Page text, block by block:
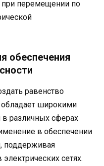
при перемещении по
обеспечения
равенство
обладает широкими
различных сферах
в обеспечении
поддерживая
сетях.